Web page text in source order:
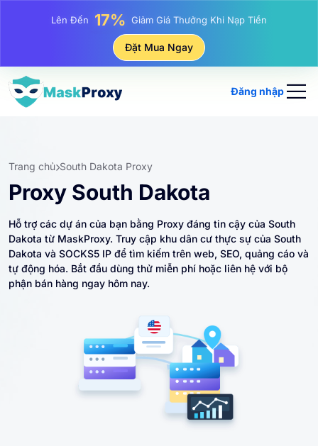
Lên Đến 25% Giảm Giá Khi Mua Hàng IP Tĩnh
Giảm Giá Khi Mua Hàng IP Luân Phiên
Đặt Mua Ngay
Đăng nhập
Trang chủ South Dakota Proxy
Proxy South Dakota
Hỗ trợ các dự án của bạn bằng Proxy đáng tin cậy của South
Dakota từ MaskProxy. Truy cập khu dân cư thực sự của South
Dakota và SOCKS5 IP để tìm kiếm trên web, SEO, quảng cáo và
tự động hóa. Bắt đầu dùng thử miễn phí hoặc liên hệ với bộ
phận bán hàng ngay hôm nay.